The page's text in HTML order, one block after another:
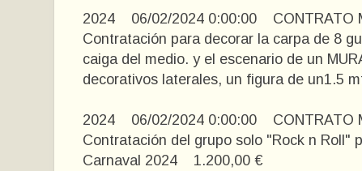
2024 06/02/2024 0:00:00 CONTRATO
Contratación para decorar la carpa de 8
caiga del medio. y el escenario de un
decorativos laterales, un figura de un1.5
2024 06/02/2024 0:00:00 CONTRATO
Contratación del grupo solo "Rock n Roll"
Carnaval 2024 1.200,00 €